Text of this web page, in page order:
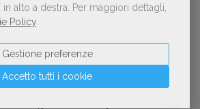
alto a destra.
Per maggiori dettagli,
Policy
Accetto tutti i cookie
Gestione preferenze